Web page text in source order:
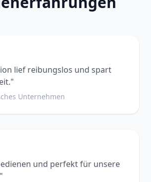
lief reibungslos und spart
Unternehmen
und perfekt für unsere